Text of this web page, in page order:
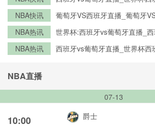
NBA快讯
葡萄牙VS西班牙直播_葡萄牙
NBA热讯
世界杯:西班牙vs葡萄牙直播_
清视频直播
NBA热讯
西班牙vs葡萄牙直播_世界杯西
NBA直播
07-13
10:00
爵士